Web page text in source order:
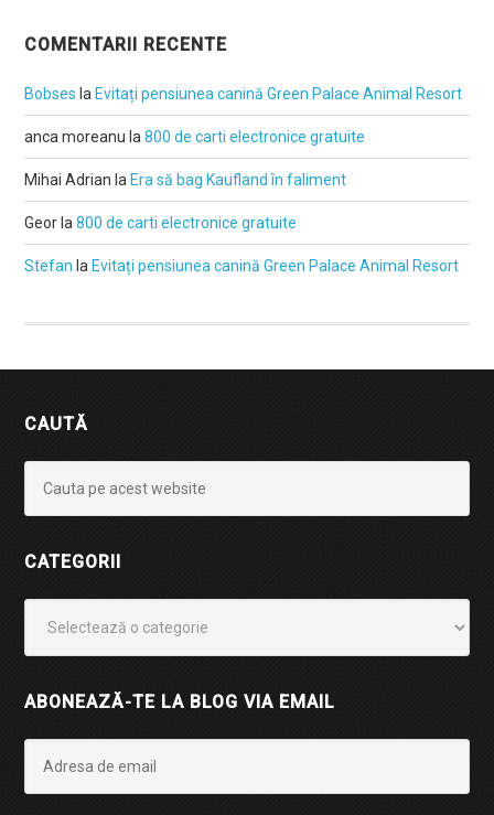
COMENTARII RECENTE
Bobses la Evitați pensiunea canină Green Palace Animal Resort
anca moreanu la800 de carti electronice gratuite
Mihai Adrian la Era să bag Kaufland în faliment
Geor la800 de carti electronice gratuite
Stefan la Evitați pensiunea canină Green Palace Animal Resort
CAUTĂ
CATEGORII
ABONEAZĂ-TE LA BLOG VIA EMAIL
email